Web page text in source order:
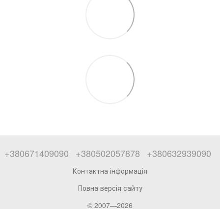
+380671409090 +380502057878 +380632939090
Контактна інформація
Повна версія сайту
© 2007—2026